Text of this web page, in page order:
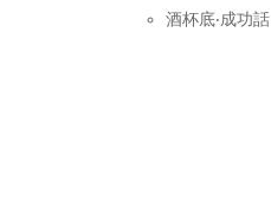
酒杯底‧成功話